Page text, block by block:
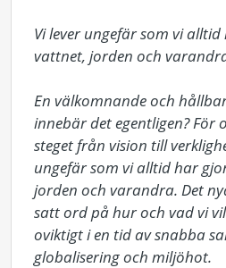
Vi lever ungefär som vi
vattnet, jorden och
En välkomnande och
innebär det egentligen? För
steget från vision till
ungefär som vi alltid har
jorden och varandra. Det
satt ord på hur och vad vi
oviktigt i en tid av snabba
globalisering och miljöhot.